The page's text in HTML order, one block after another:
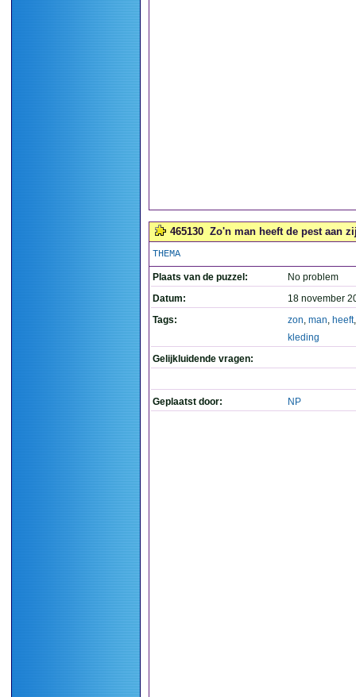
465130 Zo'n man heeft de pest aan
THEMA
Plaats van de puzzel:
No problem
Datum:
18 november
Tags:
zon, man, heeft
kleding
Gelijkluidende vragen:
Geplaatst door: NP